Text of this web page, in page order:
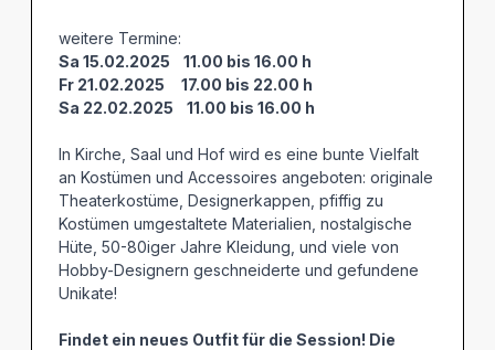
weitere Termine:
Sa 15.02.2025 11.00 bis 16.00 h
Fr 21.02.2025 17.00 bis 22.00 h
Sa 22.02.2025 11.00 bis 16.00 h
In Kirche, Saal und Hof wird es eine bunte Vielfalt
an Kostümen und Accessoires angeboten: originale
Theaterkostüme, Designerkappen, pfiffig zu
Kostümen umgestaltete Materialien, nostalgische
Hüte, 50-80iger Jahre Kleidung, und viele von
Hobby-Designern geschneiderte und gefundene
Unikate!
Findet ein neues Outfit für die Session! Die